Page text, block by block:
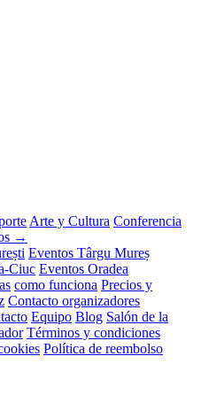
Arte y Cultura Conferencia
→
Eventos Târgu Mureș
Ciuc Eventos Oradea
como funciona Precios y
Contacto organizadores
Equipo Blog Salón de la
Términos y condiciones
Política de reembolso